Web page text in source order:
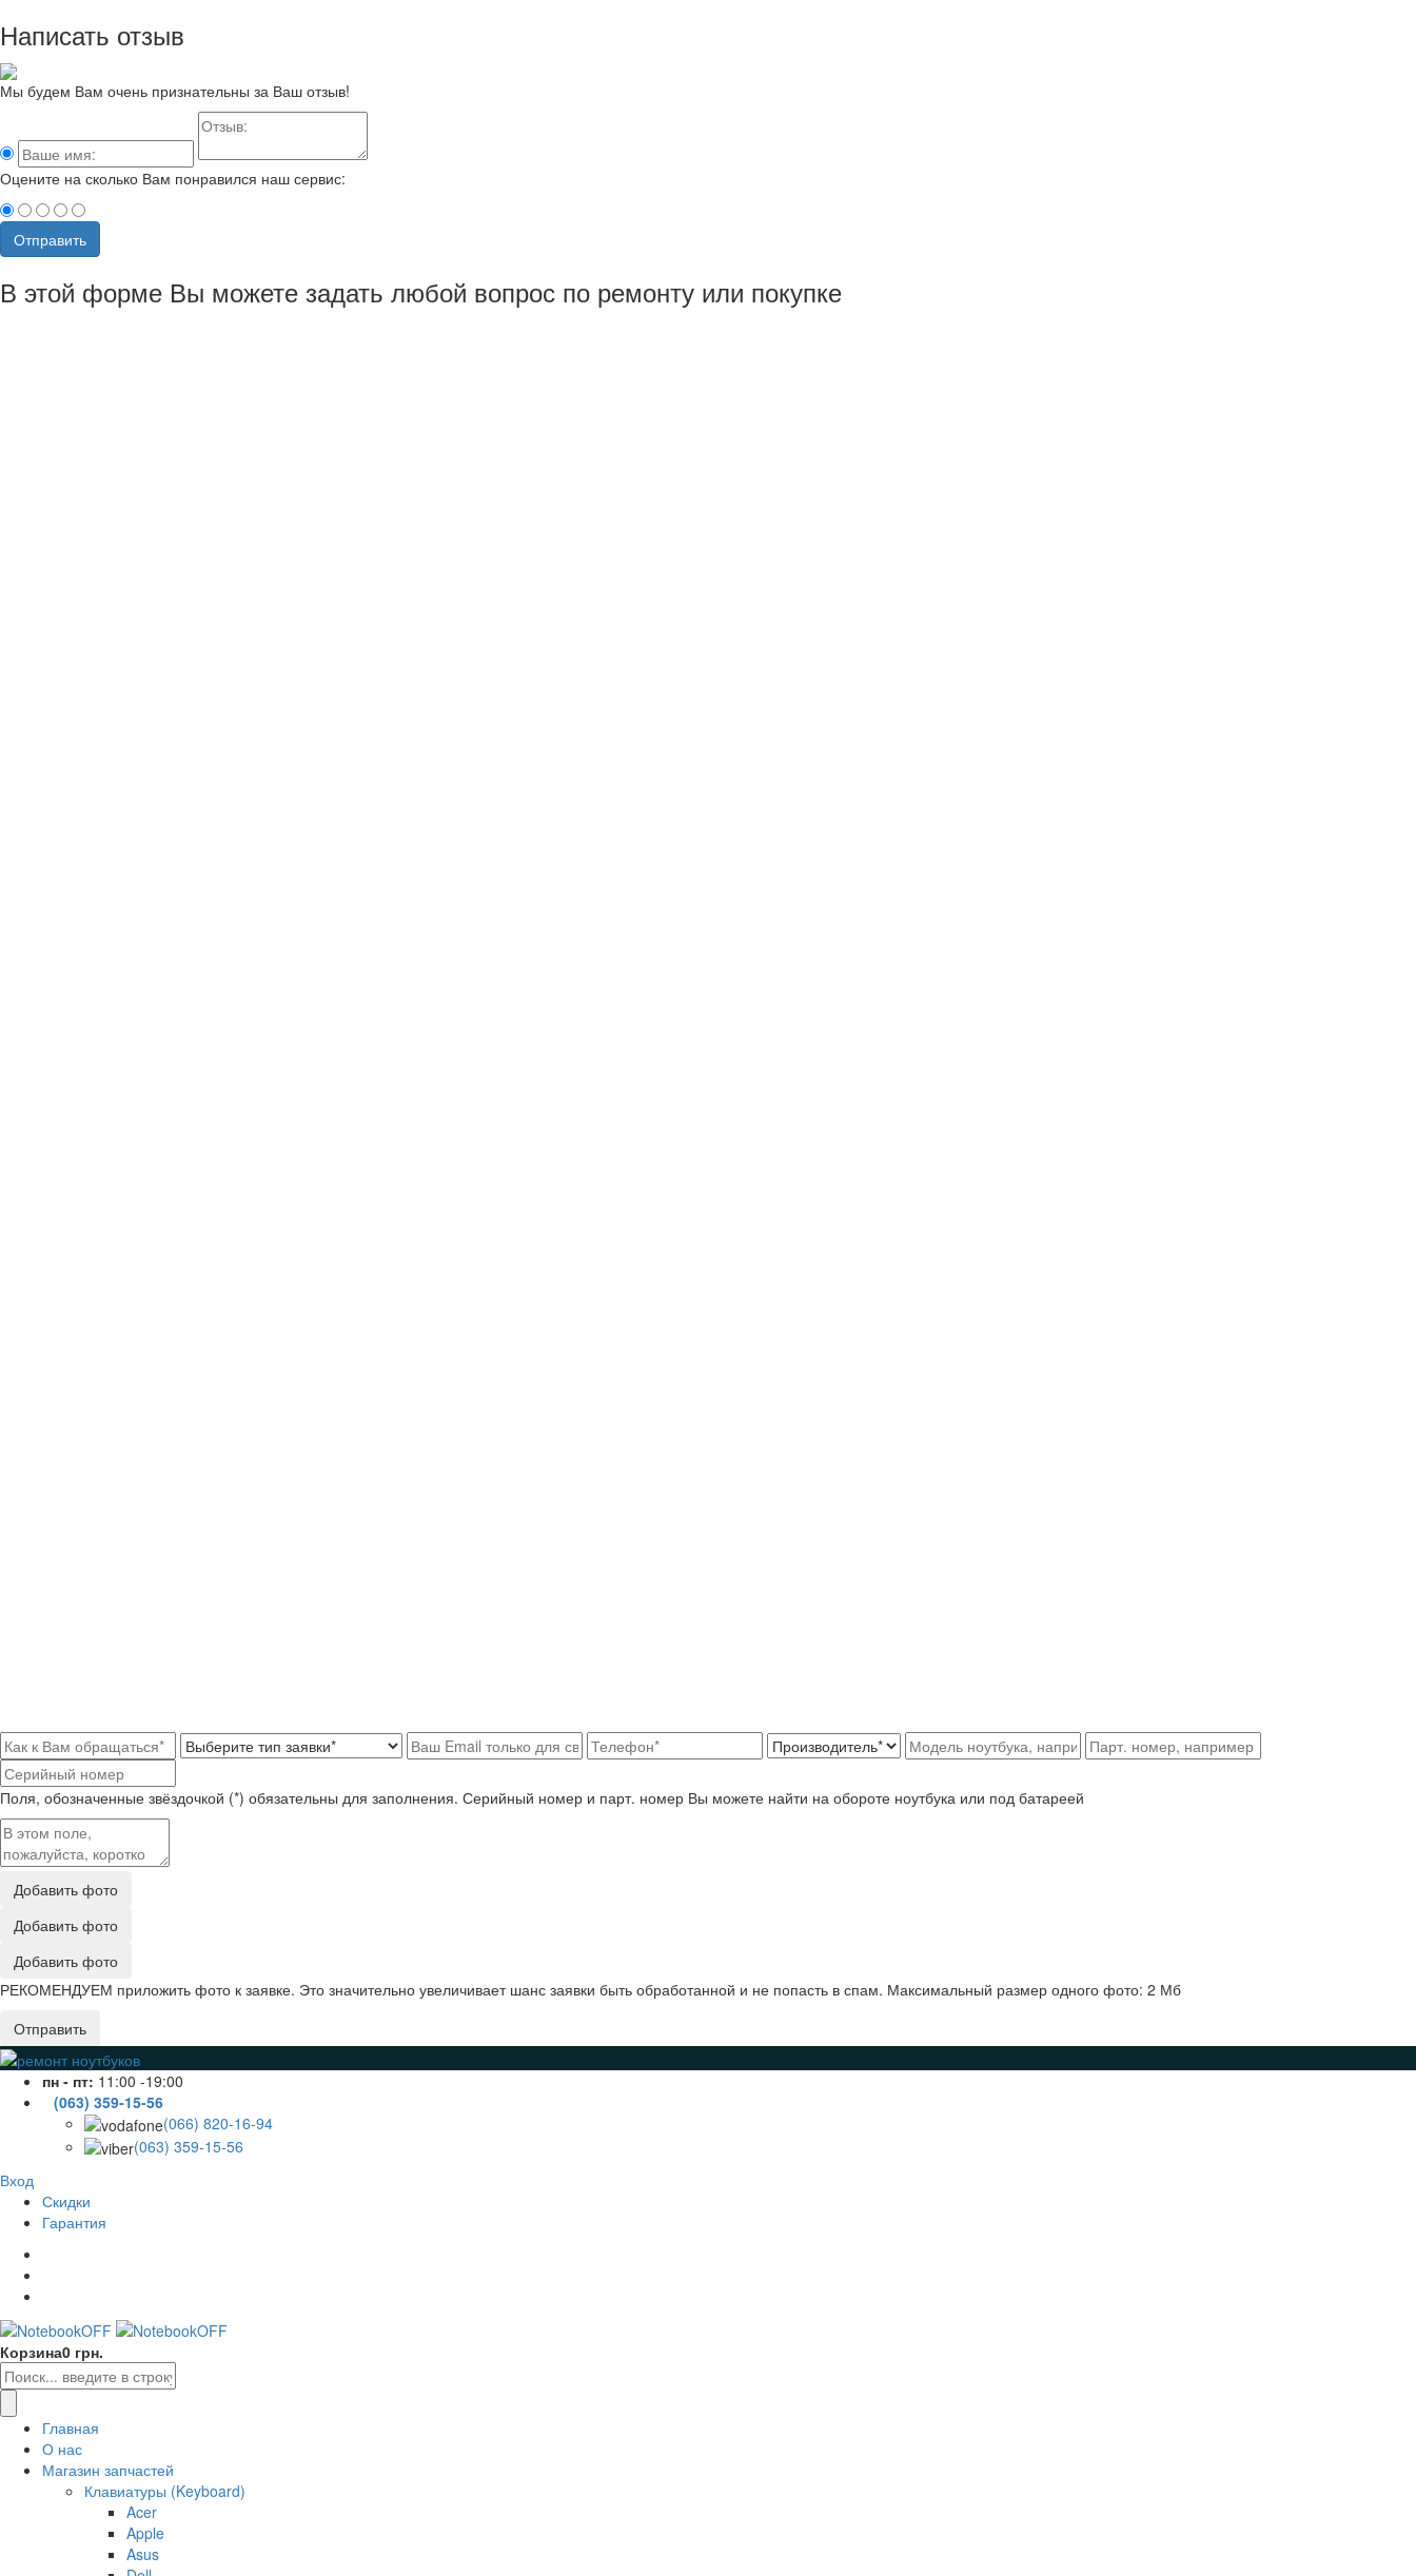
Написать отзыв
Мы будем Вам очень признательны за Ваш отзыв!
Оцените на сколько Вам понравился наш сервис:
Отправить
В этой форме Вы можете задать любой вопрос по ремонту или покупке
Поля, обозначенные звёздочкой (*) обязательны для заполнения. Серийный номер и парт. номер Вы можете найти на обороте ноутбука или под батареей
Добавить фото
Добавить фото
Добавить фото
РЕКОМЕНДУЕМ приложить фото к заявке. Это значительно увеличивает шанс заявки быть обработанной и не попасть в спам. Максимальный размер одного фото: 2 Мб
Отправить
пн - пт: 11:00 -19:00
(063) 359-15-56
(066) 820-16-94
(063) 359-15-56
Вход
Скидки
Гарантия
Корзина0 грн.
Главная
О нас
Магазин запчастей
Клавиатуры (Keyboard)
Acer
Apple
Asus